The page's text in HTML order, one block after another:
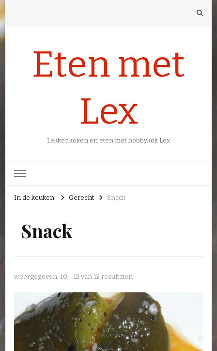
Eten met
Lex
Lekker koken en eten met hobbykok Lex
In de keuken Gerecht Snack
Snack
weergegeven: 10 - 12 van 12 resultaten